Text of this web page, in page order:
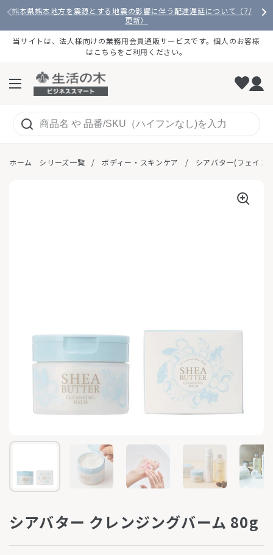
コンテンツへスキップ
熊本県熊本地方を震源とする地震の影響に伴う配達遅延について（7/28
更新）
当サイトは、法人様向けの業務用会員通販サービスです。個人のお客様
はこちらをご利用ください。
メニューを開く
ホーム シリーズ一覧 / ボディー・スキンケア / シアバター(フェイス
シアバター クレンジングバーム 80g